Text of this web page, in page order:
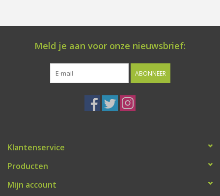
Meld je aan voor onze nieuwsbrief:
ABONNEER
Klantenservice
Producten
Mijn account